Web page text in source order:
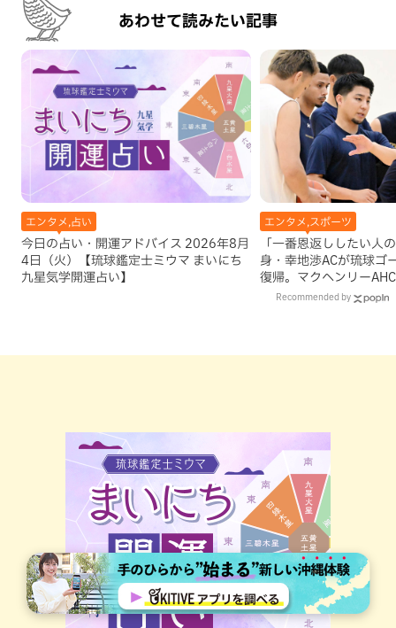
あわせて読みたい記事
エンタメ,占い
今日の占い・開運アドバイス 2026年8月
4日（火）【琉球鑑定士ミウマ まいにち
九星気学開運占い】
エンタメ,スポーツ
「一番恩返ししたい人
身・幸地渉ACが琉球ゴ
復帰。マクヘンリー
理由Recommended by